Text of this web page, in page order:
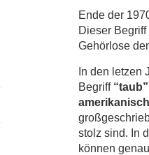
Ende der
Dieser
Gehörlose
In den letzen
Begriff “taub”
stolz sind. In
können